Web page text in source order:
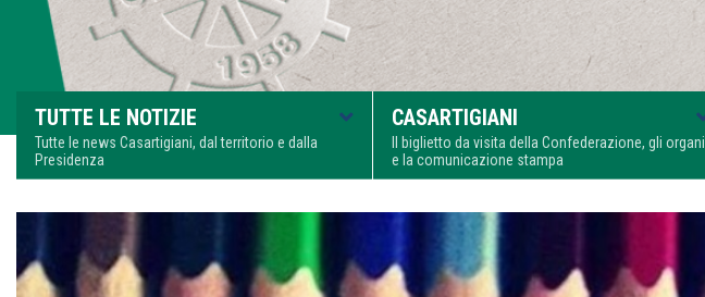
TUTTE LE NOTIZIE
Tutte le news Casartigiani, dal territorio e dalla
Presidenza
CASARTIGIANI
Il biglietto da visita della Confederazione, gli organi
e la comunicazione stampa